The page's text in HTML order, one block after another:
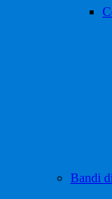
Bandi